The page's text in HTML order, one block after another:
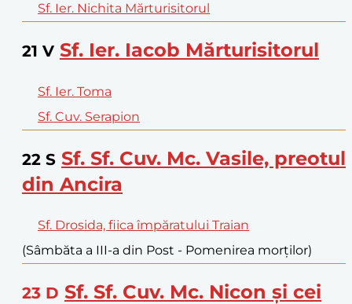
Sf. Ier. Nichita Mărturisitorul
21 V Sf. Ier. Iacob Mărturisitorul
Sf. Ier. Toma
Sf. Cuv. Serapion
22 S Sf. Sf. Cuv. Mc. Vasile, preotul
din Ancira
Sf. Drosida, fiica împăratului Traian
(Sâmbăta a III-a din Post - Pomenirea morţilor)
23 D Sf. Sf. Cuv. Mc. Nicon şi cei